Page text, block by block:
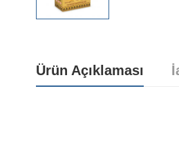
Ürün Açıklaması